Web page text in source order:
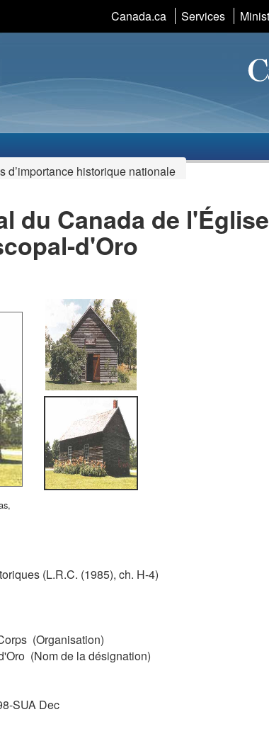
Canada.ca Services
d’importance historique nationale
du Canada de
d'Oro
(L.R.C. (1985), ch. H-4)
(Organisation)
(Nom de la désignation)
SUA Dec